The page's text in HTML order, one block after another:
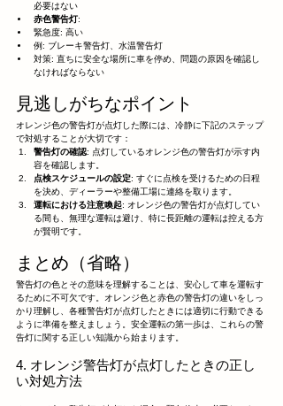
必要はない
赤色警告灯:
緊急度: 高い
例: ブレーキ警告灯、水温警告灯
対策: 直ちに安全な場所に車を停め、問題の原因を確認し
なければならない
見逃しがちなポイント
オレンジ色の警告灯が点灯した際には、冷静に下記のステップ
で対処することが大切です：
警告灯の確認: 点灯しているオレンジ色の警告灯が示す内
容を確認します。
点検スケジュールの設定: すぐに点検を受けるための日程
を決め、ディーラーや整備工場に連絡を取ります。
運転における注意喚起: オレンジ色の警告灯が点灯してい
る間も、無理な運転は避け、特に長距離の運転は控える方
が賢明です。
まとめ（省略）
警告灯の色とその意味を理解することは、安心して車を運転す
るために不可欠です。オレンジ色と赤色の警告灯の違いをしっ
かり理解し、各種警告灯が点灯したときには適切に行動できる
ように準備を整えましょう。安全運転の第一歩は、これらの警
告灯に関する正しい知識から始まります。
4. オレンジ警告灯が点灯したときの正し
い対処方法